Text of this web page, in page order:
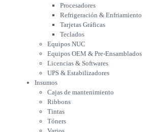
Equipos OEM & Pre-Ensamblados
Licencias & Softwares
UPS & Estabilizadores
Insumos
Cajas de mantenimiento
Ribbons
Tintas
Tóners
Varios
Network
Accesorios Redes
Adaptadores Bluetooth & WiFi
NAS & Servidores
Procesadores
Refrigeración & Enfriamiento
Tarjetas Gráficas
Teclados
Equipos NUC
Equipos OEM & Pre-Ensamblados
Licencias & Softwares
UPS & Estabilizadores
Insumos
Cajas de mantenimiento
Ribbons
Tintas
Tóners